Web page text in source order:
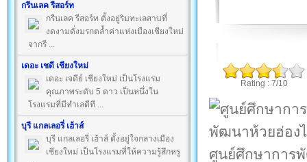
กรีนเลค รีสอร์ท
กรีนเลค รีสอร์ท ตั้งอยู่ริมทะเลสาบที่
งดงามดั่งมรกตล้ำค่าแห่งเมืองเชียงใหม่
จากรี ...
เดอะ เชดี เชียงใหม่
เดอะ เจดีย์ เชียงใหม่ เป็นโรงแรม
คุณภาพระดับ 5 ดาว เป็นหนึ่งใน
โรงแรมที่มีทำเลดีที ...
บุรี แกลเลอรี่ เฮ้าส์
บุรี แกลเลอรี่ เฮ้าส์ ตั้งอยู่ใจกลางเมือง
เชียงใหม่ เป็นโรงแรมที่ให้ความรู้สึกหรู
Rating : 7/10
ศูนย์ศึกษาการ